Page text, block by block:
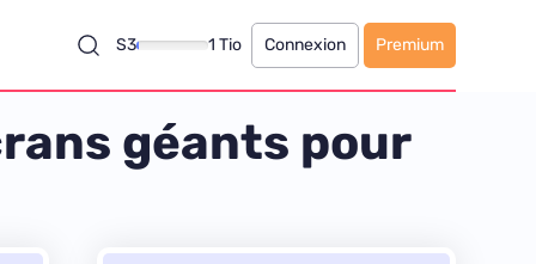
S3 1 Tio Connexion Premium
géants pour